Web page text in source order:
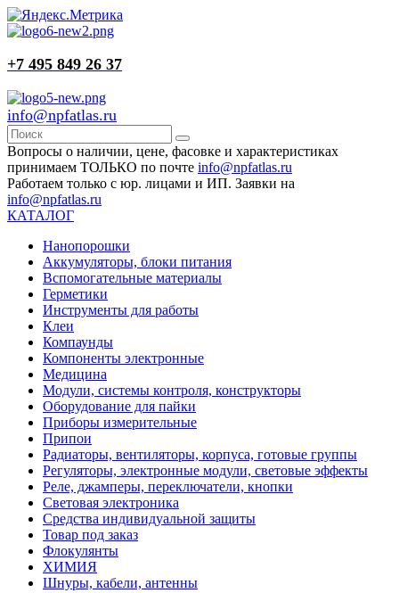
+7 495 849 26 37
info@npfatlas.ru
Вопросы о наличии, цене, фасовке и характеристиках
принимаем ТОЛЬКО по почте info@npfatlas.ru
Работаем только с юр. лицами и ИП. Заявки на
info@npfatlas.ru
КАТАЛОГ
Нанопорошки
Аккумуляторы, блоки питания
Вспомогательные материалы
Герметики
Инструменты для работы
Клеи
Компаунды
Компоненты электронные
Медицина
Модули, системы контроля, конструкторы
Оборудование для пайки
Приборы измерительные
Припои
Радиаторы, вентиляторы, корпуса, готовые группы
Регуляторы, электронные модули, световые эффекты
Реле, джамперы, переключатели, кнопки
Световая электроника
Средства индивидуальной защиты
Товар под заказ
Флокулянты
ХИМИЯ
Шнуры, кабели, антенны